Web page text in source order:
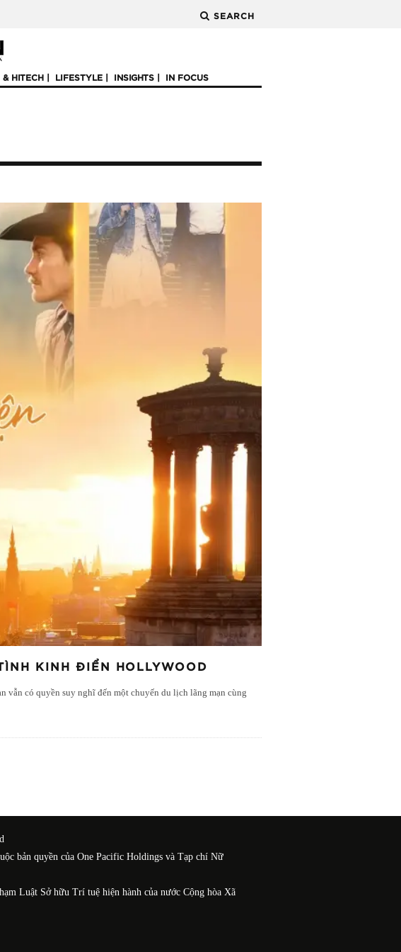
SEARCH
& HITECH LIFESTYLE INSIGHTS IN FOCUS
KINH ĐIỂN HOLLYWOOD
vẫn có quyền suy nghĩ đến một chuyến du lịch lãng mạn cùng
bản quyền của One Pacific Holdings và Tạp chí Nữ
Luật Sở hữu Trí tuệ hiện hành của nước Cộng hòa Xã